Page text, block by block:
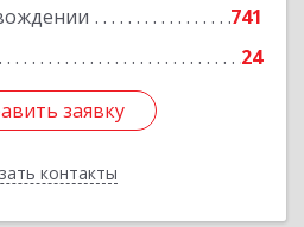
741
24
заявку
контакты
заявку
Назад